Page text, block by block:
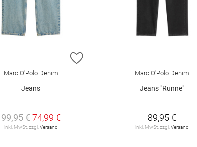
ZUR WUNSCHLISTE HINZUFÜGEN
Marc O'Polo Denim
Jeans
99,95 € 74,99 €
inkl. MwSt. zzgl. Versand
Marc O'Polo Denim
Jeans "Runne"
89,95 €
inkl. MwSt. zzgl.Versand